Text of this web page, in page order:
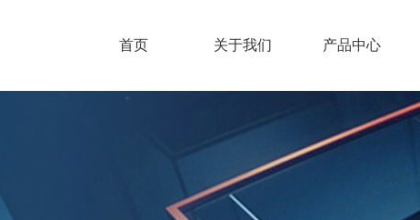
首页 关于我们 产品中心